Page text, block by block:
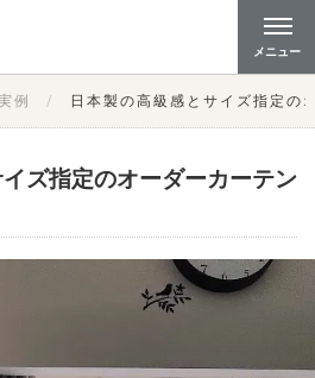
メニュー
例 日本製の高級感とサイズ指定の
ズ指定のオーダーカーテン